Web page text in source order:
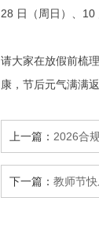
28 日（周日）、10
请大家在放假前梳
康，节后元气满满返
上一篇： 2026合
下一篇： 教师节